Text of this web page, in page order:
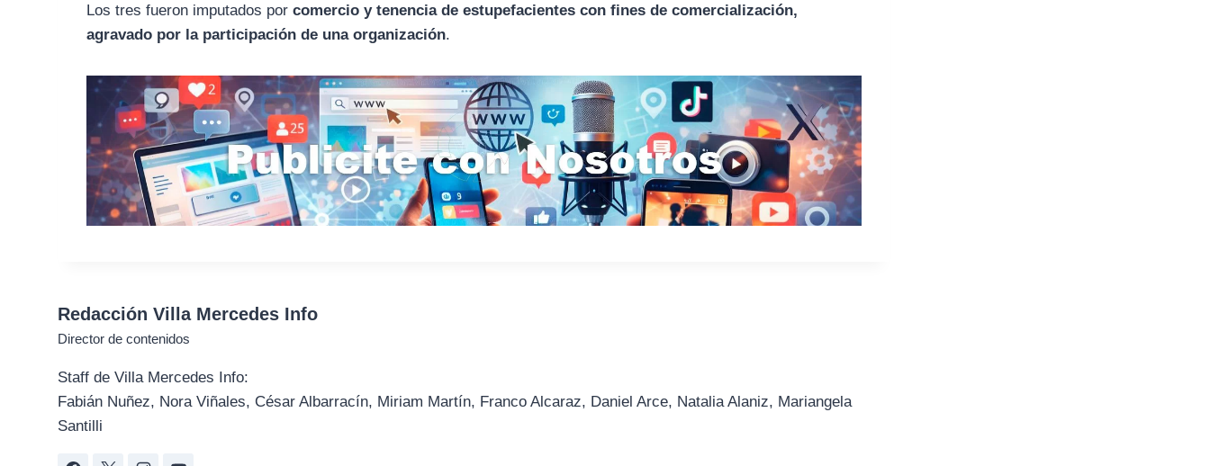
Los tres fueron imputados porcomercio y tenencia de estupefacientes con fines de comercialización,
agravado por la participación de una organización.
Redacción Villa Mercedes Info
Director de contenidos
Staff de Villa Mercedes Info:
Fabián Nuñez, Nora Viñales, César Albarracín, Miriam Martín, Franco Alcaraz, Daniel Arce, Natalia Alaniz, Mariangela
Santilli